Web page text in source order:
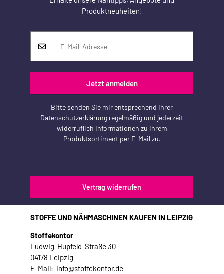
Produktneuheiten!
Jetzt anmelden
Bitte senden Sie mir entsprechend Ihrer
Datenschutzerklärung regelmäßig und jederzeit
widerruflich Informationen zu Ihrem
Produktsortiment per E-Mail zu.
Vertrag widerrufen
STOFFE UND NÄHMASCHINEN KAUFEN IN LEIPZIG
Stoffekontor
Ludwig-Hupfeld-Straße 30
04178 Leipzig
E-Mail: info@stoffekontor.de